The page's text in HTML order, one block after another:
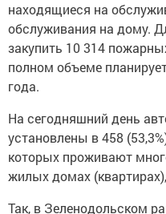
находящиеся на
обслуживания на дому.
закупить 10 314
полном объеме
года.
На сегодняшний день
установлены в 458
которых проживают
жилых домах
Так, в Зеленодольском